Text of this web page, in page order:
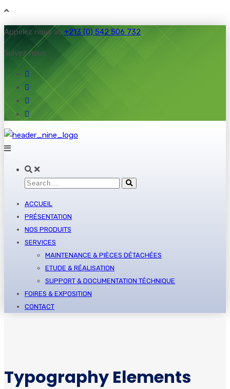
Appelez nous au +213 (0) 542 506 732
Suivez nous:
ACCUEIL
PRÉSENTATION
NOS PRODUITS
SERVICES
MAINTENANCE & PIÈCES DÉTACHÉES
ETUDE & RÉALISATION
SUPPORT & DOCUMENTATION TÉCHNIQUE
FOIRES & EXPOSITION
CONTACT
Typography Elements